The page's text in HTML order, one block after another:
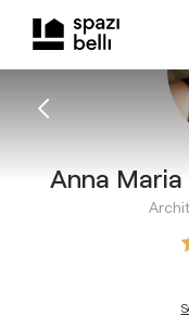
Anna